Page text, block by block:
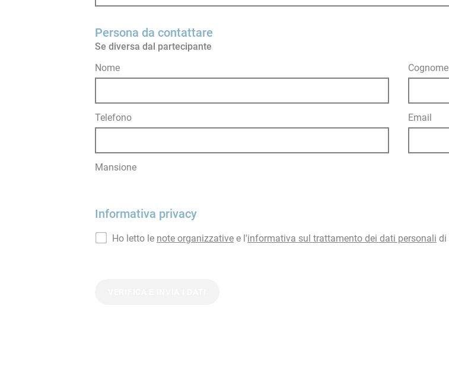
Persona da contattare
Se diversa dal partecipante
Nome
Cognome
Telefono Email
Mansione
Informativa privacy
Ho letto le note organizzative e l'informativa sul trattamento dei dati personali di